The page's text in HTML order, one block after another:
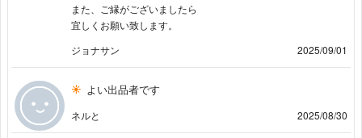
また、ご縁がございましたら
宜しくお願い致します。
ジョナサン
2025/09/01
よい出品者です
ネルと 2025/08/30